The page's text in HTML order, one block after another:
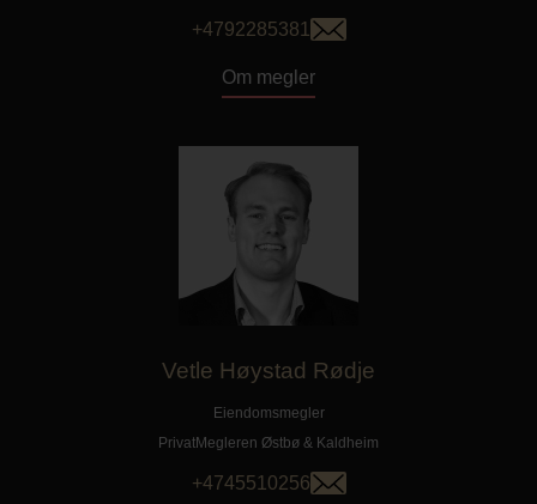
+4792285381
Om megler
Vetle Høystad Rødje
Eiendomsmegler
PrivatMegleren Østbø & Kaldheim
+4745510256